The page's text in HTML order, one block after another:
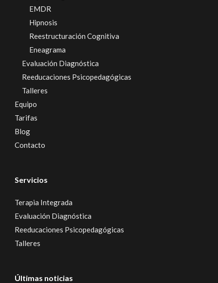
EMDR
Hipnosis
Reestructuración Cognitiva
Eneagrama
Evaluación Diagnóstica
Reeducaciones Psicopedagógicas
Talleres
Equipo
Tarifas
Blog
Contacto
Servicios
Terapia Integrada
Evaluación Diagnóstica
Reeducaciones Psicopedagógicas
Talleres
Últimas noticias